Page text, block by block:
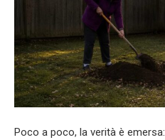
Poco a poco, la verità è